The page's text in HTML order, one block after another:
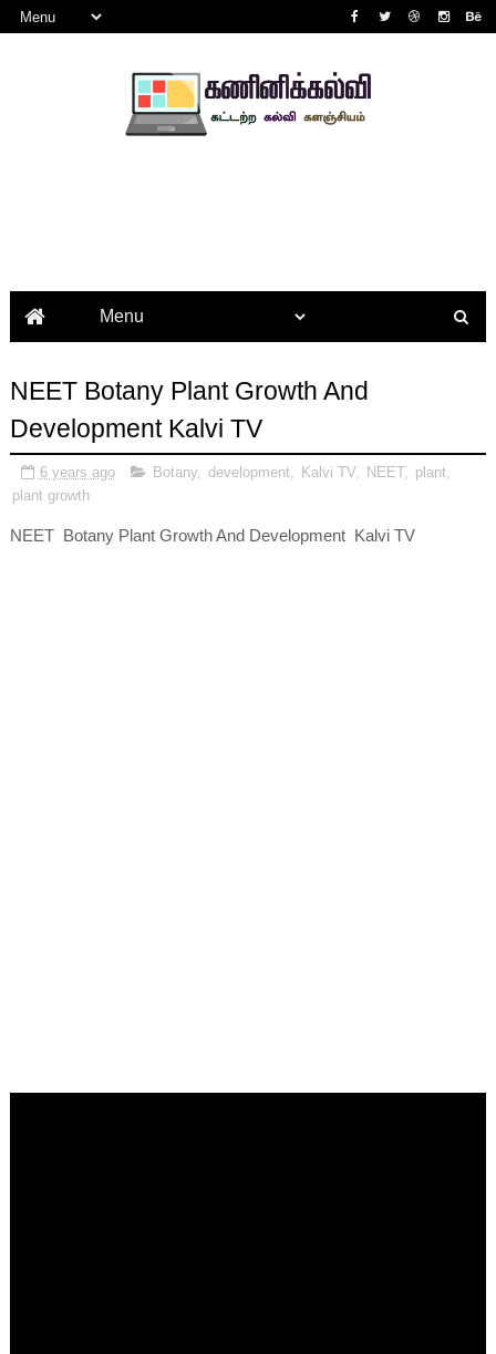
NEET Botany Plant Growth And
Development Kalvi TV
6 years ago Botany, development Kalvi TV, NEET, plant
plant growth
NEET Botany Plant Growth And Development Kalvi TV